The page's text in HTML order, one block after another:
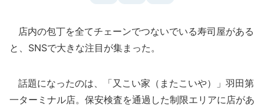
店内の包丁を全てチェーンでつないでいる寿司屋がある
と、SNSで大きな注目が集まった。
話題になったのは、「又こい家（またこいや）」羽田第
一ターミナル店。保安検査を通過した制限エリアに店があ